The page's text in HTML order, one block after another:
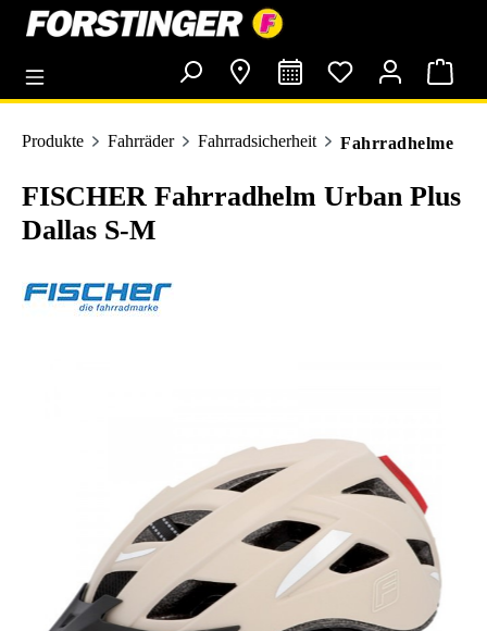
springen
Produkte Fahrräder Fahrradsicherheit Fahrradhelme
FISCHER Fahrradhelm Urban Plus
Dallas S-M